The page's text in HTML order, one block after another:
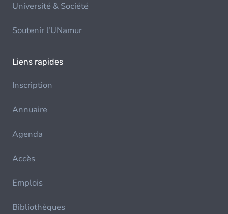
Université & Société
Soutenir l'UNamur
Liens rapides
Inscription
Annuaire
Agenda
Accès
Emplois
Bibliothèques